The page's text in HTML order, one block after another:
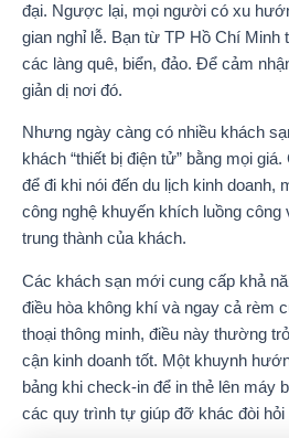
đại. Ngược lại, mọi người có xu
gian nghỉ lễ. Bạn từ TP Hồ Chí Minh
các làng quê, biển, đảo. Để cảm
giản dị nơi đó.
Nhưng ngày càng có nhiều khách
khách “thiết bị điện tử” bằng mọi
để đi khi nói đến du lịch kinh doanh,
công nghệ khuyến khích luồng công
trung thành của khách.
Các khách sạn mới cung cấp khả
điều hòa không khí và ngay cả rèm
thoại thông minh, điều này thường
cận kinh doanh tốt. Một khuynh
bảng khi check-in để in thẻ lên máy
các quy trình tự giúp đỡ khác đòi